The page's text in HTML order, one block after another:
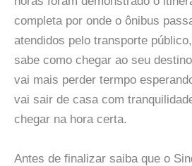
completa por onde o ônibus
atendidos pelo transporte
sabe como chegar ao seu
vai mais perder termpo
vai sair de casa com
chegar na hora certa.
Antes de finalizar saiba que o